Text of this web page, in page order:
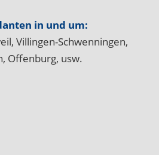
in und um:
Villingen-Schwenningen,
Offenburg, usw.